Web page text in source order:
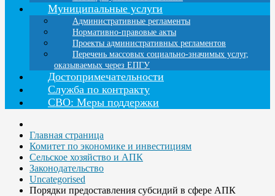
Муниципальные услуги
Административные регламенты
Нормативно-правовые акты
Проекты административных регламентов
Перечень массовых социально-значимых услуг,
оказываемых через ЕПГУ
Достопримечательности
Служба по контракту
СВО: Меры поддержки
Главная страница
Комитет по экономике и инвестициям
Сельское хозяйство и АПК
Законодательство
Uncategorised
Порядки предоставления субсидий в сфере АПК